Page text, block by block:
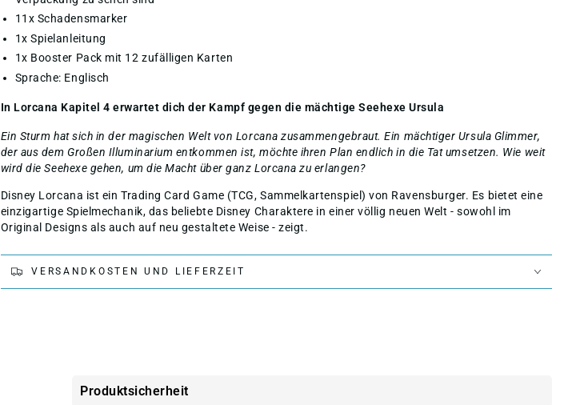
11x Schadensmarker
1x Spielanleitung
1x Booster Pack mit 12 zufälligen Karten
Sprache: Englisch
In Lorcana Kapitel 4 erwartet dich der Kampf gegen die mächtige Seehexe Ursula
Ein Sturm hat sich in der magischen Welt von Lorcana zusammengebraut. Ein mächtiger Ursula Glimmer,
der aus dem Großen Illuminarium entkommen ist, möchte ihren Plan endlich in die Tat umsetzen. Wie weit
wird die Seehexe gehen, um die Macht über ganz Lorcana zu erlangen?
Disney Lorcana ist ein Trading Card Game (TCG, Sammelkartenspiel) von Ravensburger. Es bietet eine
einzigartige Spielmechanik, das beliebte Disney Charaktere in einer völlig neuen Welt - sowohl im
Original Designs als auch auf neu gestaltete Weise - zeigt.
VERSANDKOSTEN UND LIEFERZEIT
Produktsicherheit